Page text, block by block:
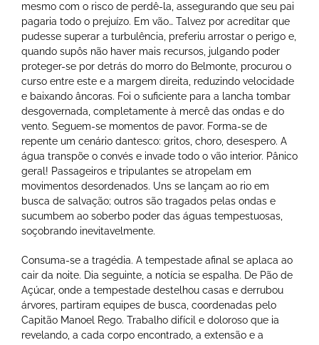
mesmo com o risco de perdê-la, assegurando que seu pai
pagaria todo o prejuízo. Em vão… Talvez por acreditar que
pudesse superar a turbulência, preferiu arrostar o perigo e,
quando supôs não haver mais recursos, julgando poder
proteger-se por detrás do morro do Belmonte, procurou o
curso entre este e a margem direita, reduzindo velocidade
e baixando âncoras. Foi o suficiente para a lancha tombar
desgovernada, completamente à mercê das ondas e do
vento. Seguem-se momentos de pavor. Forma-se de
repente um cenário dantesco: gritos, choro, desespero. A
água transpõe o convés e invade todo o vão interior. Pânico
geral! Passageiros e tripulantes se atropelam em
movimentos desordenados. Uns se lançam ao rio em
busca de salvação; outros são tragados pelas ondas e
sucumbem ao soberbo poder das águas tempestuosas,
soçobrando inevitavelmente.
Consuma-se a tragédia. A tempestade afinal se aplaca ao
cair da noite. Dia seguinte, a notícia se espalha. De Pão de
Açúcar, onde a tempestade destelhou casas e derrubou
árvores, partiram equipes de busca, coordenadas pelo
Capitão Manoel Rego. Trabalho difícil e doloroso que ia
revelando, a cada corpo encontrado, a extensão e a